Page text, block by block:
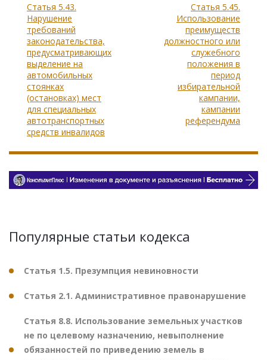
Статья 5.43.
Нарушение
требований
законодательства,
предусматривающих
выделение на
автомобильных
стоянках
(остановках) мест
для специальных
автотранспортных
средств инвалидов
Статья 5.45.
Использование
преимуществ
должностного или
служебного
положения в
период
избирательной
кампании,
кампании
референдума
Популярные статьи кодекса
Статья 1.5. Презумпция невиновности
Статья 2.1. Административное правонарушение
Статья 8.8. Использование земельных участков
не по целевому назначению, невыполнение
обязанностей по приведению земель в